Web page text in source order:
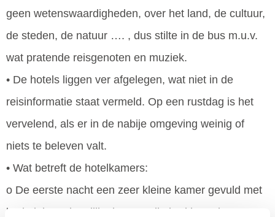
geen wetenswaardigheden, over het land, de cultuur,
de steden, de natuur …. , dus stilte in de bus m.u.v.
wat pratende reisgenoten en muziek.
• De hotels liggen ver afgelegen, wat niet in de
reisinformatie staat vermeld. Op een rustdag is het
vervelend, als er in de nabije omgeving weinig of
niets te beleven valt.
• Wat betreft de hotelkamers:
o De eerste nacht een zeer kleine kamer gevuld met
bed. Ik kon eigenlijk niet om mijn bed heen lopen, om